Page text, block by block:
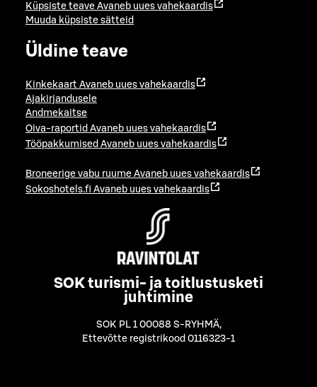
Küpsiste teave Avaneb uues vahekaardis
Muuda küpsiste sätteid
Üldine teave
Kinkekaart Avaneb uues vahekaardis
Ajakirjandusele
Andmekaitse
Oiva-raportid Avaneb uues vahekaardis
Tööpakkumised Avaneb uues vahekaardis
Broneerige vabu ruume Avaneb uues vahekaardis
Sokoshotels.fi Avaneb uues vahekaardis
SOK turismi- ja toitlustusketi
juhtimine
SOK PL 1 00088 S-RYHMÄ,
Ettevõtte registrikood 0116323-1